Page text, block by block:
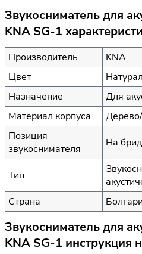
Звукосниматель для
KNA SG-1
Производитель
KNA
Цвет
Назначение
Для
Материал корпуса
Позиция
звукоснимателя
На
Тип
Страна
Звукосниматель для
KNA SG-1 инструкция